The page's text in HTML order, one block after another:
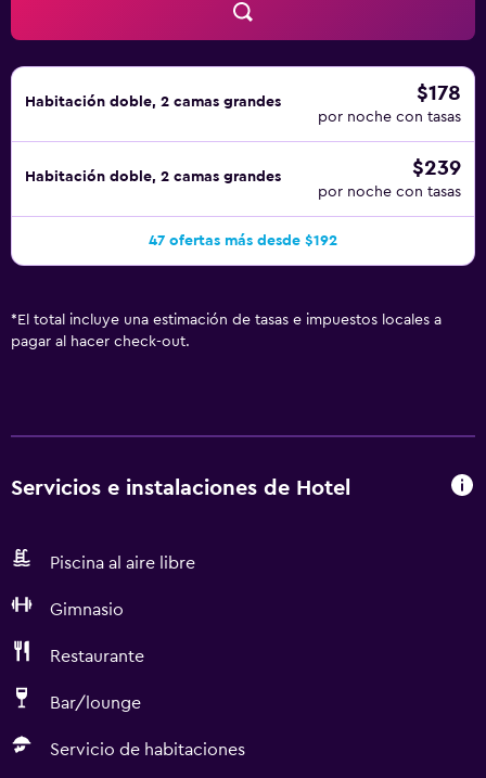
Habitación doble, 2 camas grandes $178
por noche con tasas
Habitación doble, 2 camas grandes $239
por noche con tasas
47 ofertas más desde $192
* El total incluye una estimación de tasas e impuestos locales a
pagar al hacer check-out.
Servicios e instalaciones de Hotel
Piscina al aire libre
Gimnasio
Restaurante
Bar/lounge
Servicio de habitaciones